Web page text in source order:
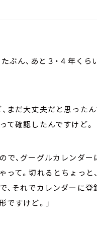
ぶん、あと３・４年く
まだ大丈夫だと思った
て確認したんですけど。
で、グーグルカレンダ
って。切れるとちょっ
、それでカレンダーに
ですけど。」